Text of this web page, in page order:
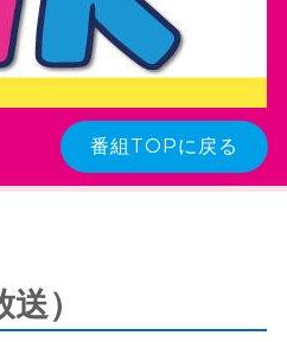
番組TOPに戻る
）